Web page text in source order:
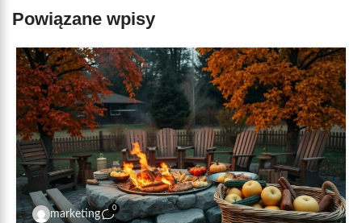
Powiązane wpisy
marketing
0